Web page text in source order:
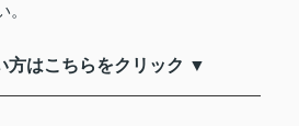
方はこちらをクリック ▼